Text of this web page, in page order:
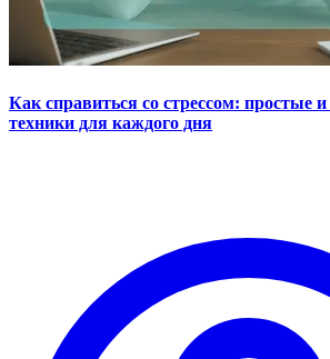
Как справиться со стрессом: простые
техники для каждого дня